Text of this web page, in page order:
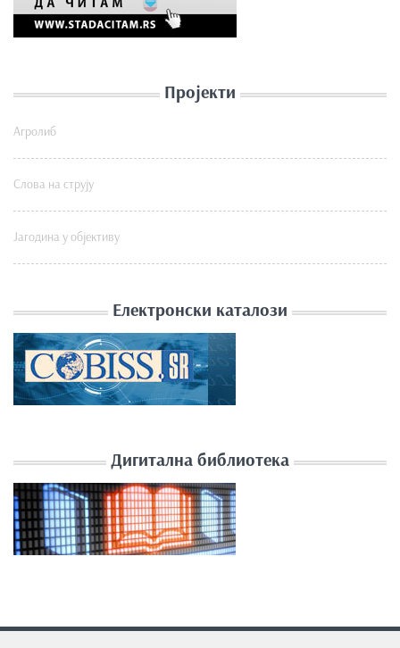
Пројекти
Агролиб
Слова на струју
Јагодина у објективу
Електронски каталози
Дигитална библиотека